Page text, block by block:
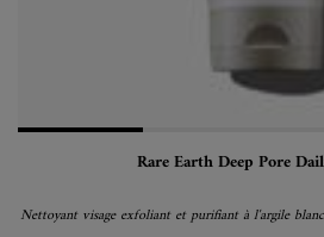
Rare Earth Deep Pore
Nettoyant visage exfoliant et purifiant à l'argile